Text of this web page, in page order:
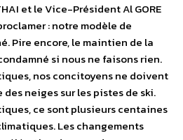
et le Vice-Président Al GORE
: notre modèle de
Pire encore, le maintien de la
si nous ne faisons rien.
nos concitoyens ne doivent
neiges sur les pistes de ski.
ce sont plusieurs centaines
Les changements